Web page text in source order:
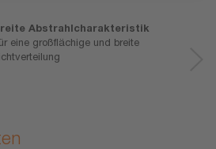
Abstrahlcharakteristik
eine großflächige und breite